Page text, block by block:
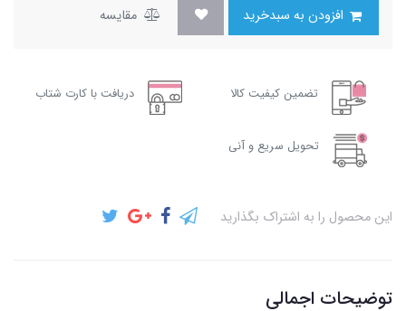
مقایسه
تضمین کیفیت کالا دریافت با کارت شتاب
تحویل سریع و آنی
این محصول را به اشتراک بگذارید
توضیحات اجمالی